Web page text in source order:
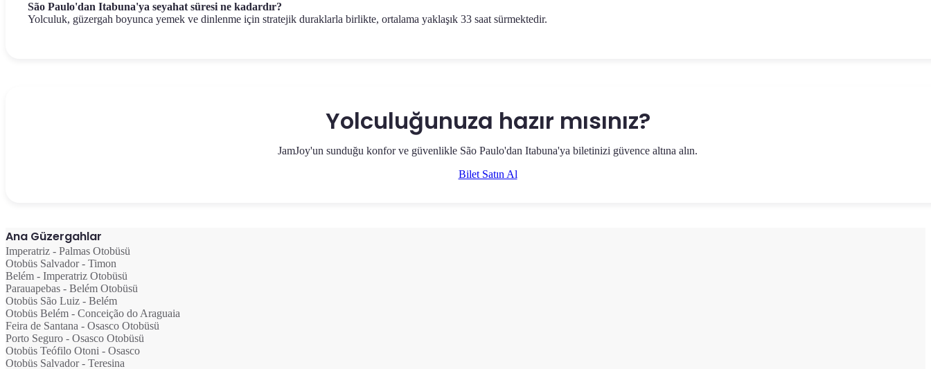
São Paulo'dan Itabuna'ya seyahat süresi ne kadardır?
Yolculuk, güzergah boyunca yemek ve dinlenme için stratejik duraklarla birlikte, ortalama yaklaşık 33 saat sürmektedir.
Yolculuğunuza hazır mısınız?
JamJoy'un sunduğu konfor ve güvenlikle São Paulo'dan Itabuna'ya biletinizi güvence altına alın.
Bilet Satın Al
Ana Güzergahlar
Imperatriz - Palmas Otobüsü
Otobüs Salvador - Timon
Belém - Imperatriz Otobüsü
Parauapebas - Belém Otobüsü
Otobüs São Luiz - Belém
Otobüs Belém - Conceição do Araguaia
Feira de Santana - Osasco Otobüsü
Porto Seguro - Osasco Otobüsü
Otobüs Teófilo Otoni - Osasco
Otobüs Salvador - Teresina